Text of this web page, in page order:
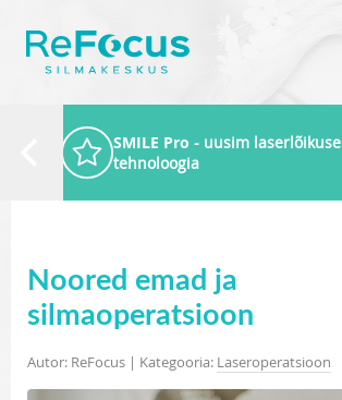
SMILE Pro - uusim laserlõikuse
tehnoloogia
Noored emad ja
silmaoperatsioon
Autor: ReFocus | Kategooria: Laseroperatsioon